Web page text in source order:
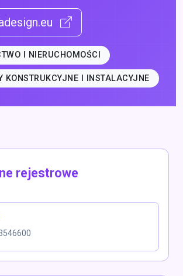
I NIERUCHOMOŚCI
KONSTRUKCYJNE I INSTALACYJNE
rejestrowe